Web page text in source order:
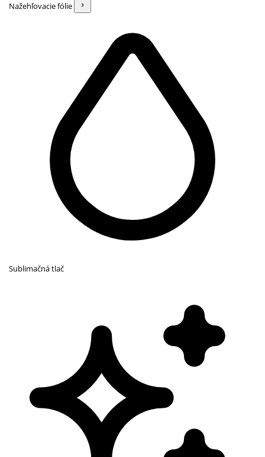
Nažehľovacie fólie
Sublimačná tlač